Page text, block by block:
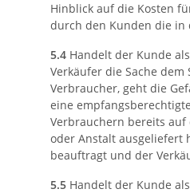
Hinblick auf die Kosten
durch den Kunden die in
5.4 Handelt der Kunde
Verkäufer die Sache
Verbraucher, geht die
eine
Verbrauchern bereits auf
oder Anstalt ausgeliefert
beauftragt und der
5.5 Handelt der Kunde